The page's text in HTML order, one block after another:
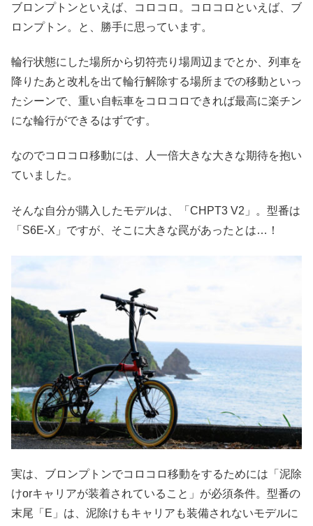
ブロンプトンといえば、コロコロ。コロコロといえば、ブ
ロンプトン。と、勝手に思っています。
輪行状態にした場所から切符売り場周辺までとか、列車を
降りたあと改札を出て輪行解除する場所までの移動といっ
たシーンで、重い自転車をコロコロできれば最高に楽チン
にな輪行ができるはずです。
なのでコロコロ移動には、人一倍大きな大きな期待を抱い
ていました。
そんな自分が購入したモデルは、「CHPT3 V2」。型番は
「S6E-X」ですが、そこに大きな罠があったとは…！
実は、ブロンプトンでコロコロ移動をするためには「泥除
けorキャリアが装着されていること」が必須条件。型番の
末尾「E」は、泥除けもキャリアも装備されないモデルに